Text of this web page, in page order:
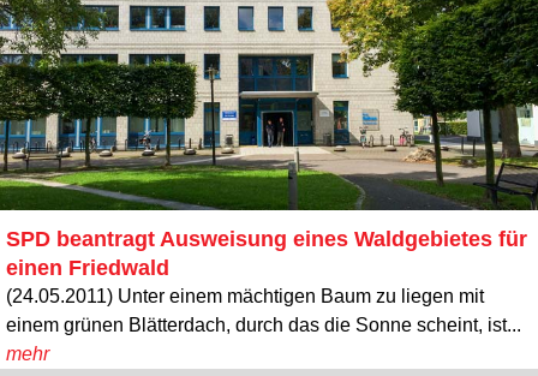
SPD beantragt Ausweisung eines Waldgebietes für
einen Friedwald
(24.05.2011) Unter einem mächtigen Baum zu liegen mit
einem grünen Blätterdach, durch das die Sonne scheint, ist...
mehr